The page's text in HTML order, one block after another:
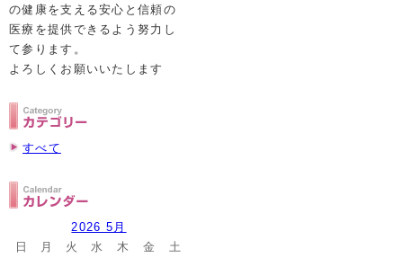
の健康を支える安心と信頼の
医療を提供できるよう努力し
て参ります。
よろしくお願いいたします
すべて
2026 5月
日
月 火 水 木 金
土